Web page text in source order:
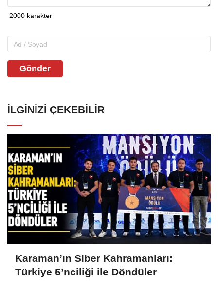
Gönder
İLGINIZI ÇEKEBILIR
Karaman’ın Siber Kahramanları:
Türkiye 5’nciliği ile Döndüler